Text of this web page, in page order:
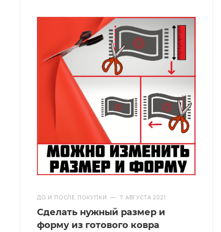
ДО И ПОСЛЕ ПОКУПКИ — 7 АВГУСТА 2021
Сделать нужный размер и
форму из готового ковра